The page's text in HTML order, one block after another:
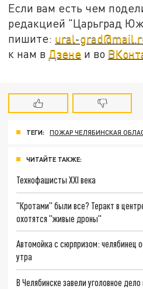
Если вам есть чем
редакцией "Царьград
пишите: ural-
к нам в Дзене и во
ТЕГИ: ПОЖАР ЧЕЛЯБИНСКАЯ
ЧИТАЙТЕ ТАКЖЕ:
Технофашисты XXI века
"Кротами" были все? Теракт в
охотятся "живые дроны"
Автомойка с сюрпризом: челябинец
утра
В Челябинске завели уголовное